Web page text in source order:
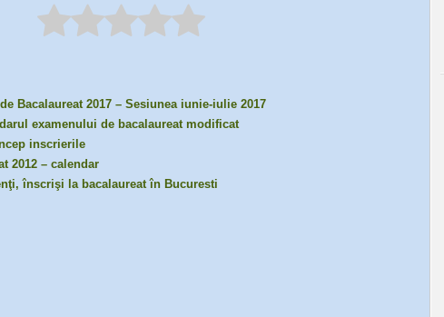
Bacalaureat 2017 – Sesiunea iunie-iulie 2017
examenului de bacalaureat modificat
inscrierile
2012 – calendar
înscrişi la bacalaureat în Bucuresti